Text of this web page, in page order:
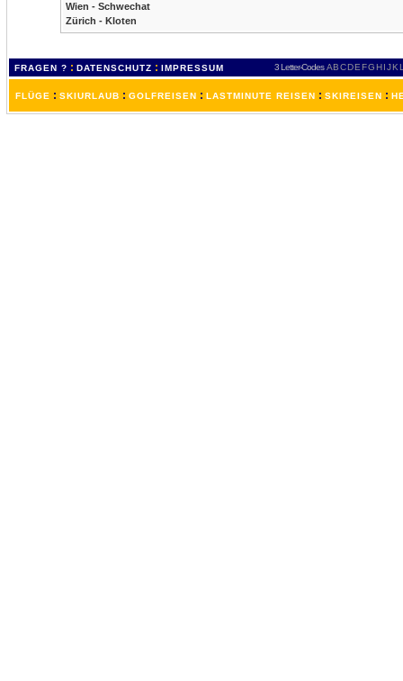
Wien - Schwechat
Zürich - Kloten
FRAGEN ? : DATENSCHUTZ : IMPRESSUM 3 Letter-Codes ABCDEFGH IJKL
FLÜGE : SKIURLAUB : GOLFREISEN : LASTMINUTE REISEN : SKIREISEN :